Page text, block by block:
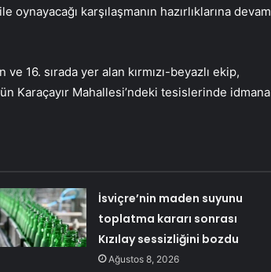
karşılaşmanın hazırlıklarına devam
16. sırada yer alan kırmızı-beyazlı ekip,
Karaçayır Mahallesi’ndeki tesislerinde idmana
İsviçre’nin maden suyunu
toplatma kararı sonrası
Kızılay sessizliğini bozdu
Ağustos 8, 2026